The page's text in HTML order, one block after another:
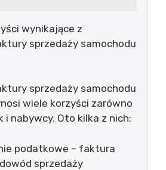
wynikające z
sprzedaży samochodu
sprzedaży samochodu
wiele korzyści zarówno
i nabywcy. Oto kilka z nich:
podatkowe – faktura
sprzedaży